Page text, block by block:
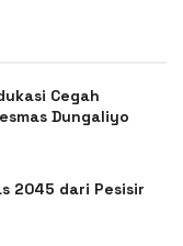
Cegah
Dungaliyo
2045 dari Pesisir